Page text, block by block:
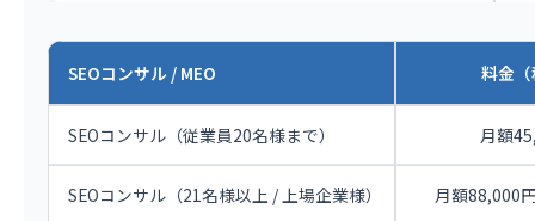
SEOコンサル / MEO 料金
SEOコンサル（従業員20名様まで） 月額
SEOコンサル（21名様以上 / 上場企業様） 月額88,000